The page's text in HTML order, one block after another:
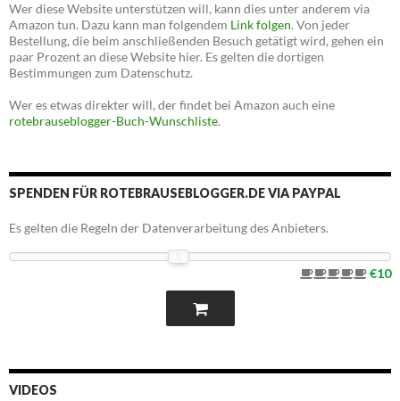
Wer diese Website unterstützen will, kann dies unter anderem via
Amazon tun. Dazu kann man folgendem Link folgen. Von jeder
Bestellung, die beim anschließenden Besuch getätigt wird, gehen ein
paar Prozent an diese Website hier. Es gelten die dortigen
Bestimmungen zum Datenschutz.
Wer es etwas direkter will, der findet bei Amazon auch eine
rotebrauseblogger-Buch-Wunschliste.
SPENDEN FÜR ROTEBRAUSEBLOGGER.DE VIA PAYPAL
Es gelten die Regeln der Datenverarbeitung des Anbieters.
€10
VIDEOS